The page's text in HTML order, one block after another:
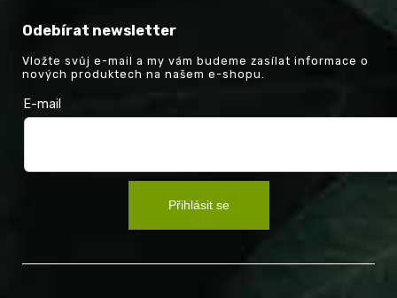
Odebírat newsletter
Vložte svůj e-mail a my vám budeme zasílat informace o
nových produktech na našem e-shopu.
E-mail
Přihlásit se